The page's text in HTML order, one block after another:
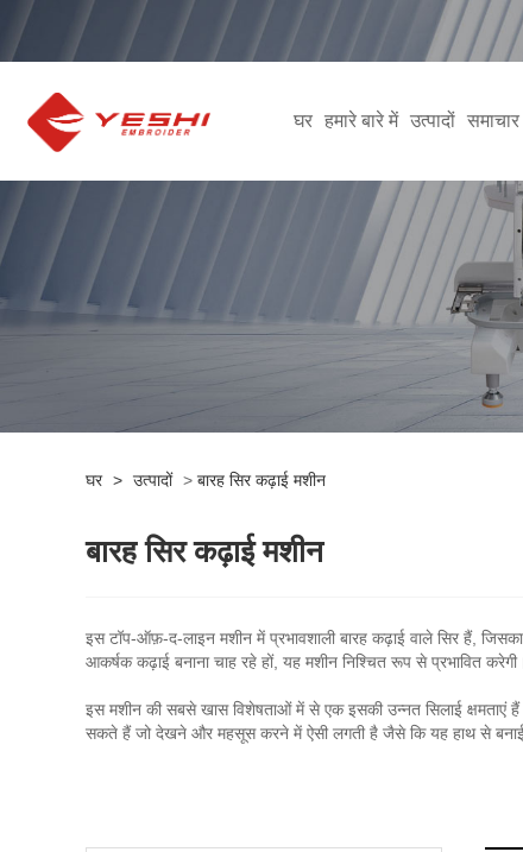
घर हमारे बारे में उत्पादों समाचार
घर > उत्पादों > बारह सिर कढ़ाई मशीन
बारह सिर कढ़ाई मशीन
इस टॉप-ऑफ़-द-लाइन मशीन में प्रभावशाली बारह कढ़ाई वाले सिर हैं,
आकर्षक कढ़ाई बनाना चाह रहे हों, यह मशीन निश्चित रूप से प्रभावित करेगी।
इस मशीन की सबसे खास विशेषताओं में से एक इसकी उन्नत सिलाई क्षमताएं
सकते हैं जो देखने और महसूस करने में ऐसी लगती है जैसे कि यह हाथ से बनाई